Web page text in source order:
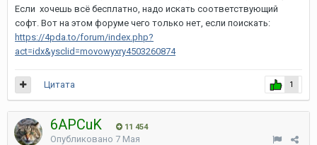
Если хочешь всё бесплатно, надо искать соответствующий
софт. Вот на этом форуме чего только нет, если поискать:
https://4pda.to/forum/index.php?
act=idx&ysclid=movowyxry4503260874
1
Цитата
6APCuK 11 454
Опубликовано 7 Мая